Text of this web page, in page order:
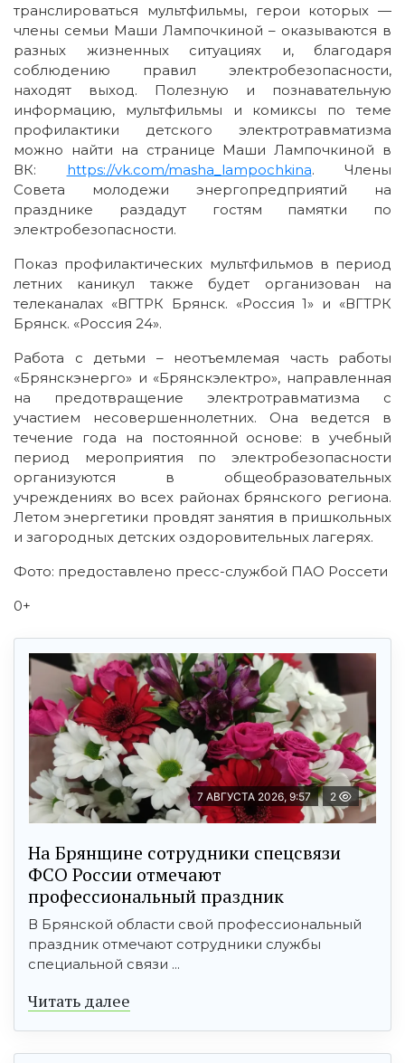
транслироваться мультфильмы, герои которых —
члены семьи Маши Лампочкиной – оказываются в
разных жизненных ситуациях и, благодаря
соблюдению правил электробезопасности,
находят выход. Полезную и познавательную
информацию, мультфильмы и комиксы по теме
профилактики детского электротравматизма
можно найти на странице Маши Лампочкиной в
ВК: https://vk.com/masha_lampochkina. Члены
Совета молодежи энергопредприятий на
празднике раздадут гостям памятки по
электробезопасности.
Показ профилактических мультфильмов в период
летних каникул также будет организован на
телеканалах «ВГТРК Брянск. «Россия 1» и «ВГТРК
Брянск. «Россия 24».
Работа с детьми – неотъемлемая часть работы
«Брянскэнерго» и «Брянскэлектро», направленная
на предотвращение электротравматизма с
участием несовершеннолетних. Она ведется в
течение года на постоянной основе: в учебный
период мероприятия по электробезопасности
организуются в общеобразовательных
учреждениях во всех районах брянского региона.
Летом энергетики провдят занятия в пришкольных
и загородных детских оздоровительных лагерях.
Фото: предоставлено пресс-службой ПАО Россети
0+
7 АВГУСТА 2026, 9:57 2
На Брянщине сотрудники спецсвязи
ФСО России отмечают
профессиональный праздник
В Брянской области свой профессиональный
праздник отмечают сотрудники службы
специальной связи ...
Читать далее